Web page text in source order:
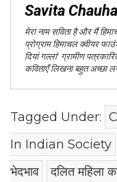
Savita
मेरा नाम सविता है और मैं
प्रोग्राम हिमाचल क्वीयर
दियां गल्लां' ग्रामीण
कविताएँ लिखना बहुत अच्छा
Tagged Under:
In Indian Society
भेदभाव
दलित महिला